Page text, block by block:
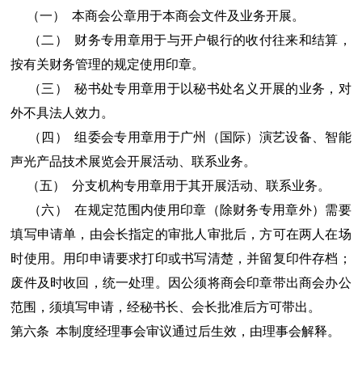
（一） 本商会公章用于本商会文件及业务开展。
（二） 财务专用章用于与开户银行的收付往来和结算，
按有关财务管理的规定使用印章。
（三） 秘书处专用章用于以秘书处名义开展的业务，对
外不具法人效力。
（四） 组委会专用章用于广州（国际）演艺设备、智能
声光产品技术展览会开展活动、联系业务。
（五） 分支机构专用章用于其开展活动、联系业务。
（六） 在规定范围内使用印章（除财务专用章外）需要
填写申请单，由会长指定的审批人审批后，方可在两人在场
时使用。用印申请要求打印或书写清楚，并留复印件存档；
废件及时收回，统一处理。因公须将商会印章带出商会办公
范围，须填写申请，经秘书长、会长批准后方可带出。
第六条 本制度经理事会审议通过后生效，由理事会解释。